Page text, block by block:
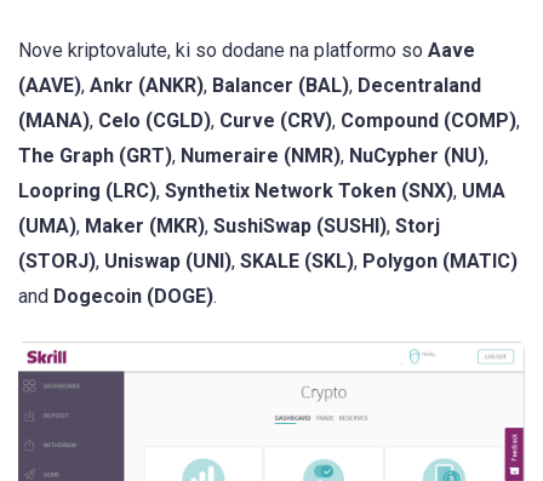
Nove kriptovalute, ki so dodane na platformo so Aave
(AAVE), Ankr (ANKR), Balancer (BAL), Decentraland
(MANA), Celo (CGLD), Curve (CRV), Compound (COMP),
The Graph (GRT), Numeraire (NMR), NuCypher (NU),
Loopring (LRC), Synthetix Network Token (SNX), UMA
(UMA), Maker (MKR), SushiSwap (SUSHI), Storj
(STORJ), Uniswap (UNI), SKALE (SKL), Polygon (MATIC)
and Dogecoin (DOGE).